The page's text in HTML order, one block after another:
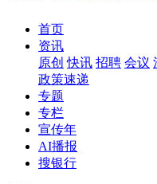
首页
资讯
原创 快讯 招聘 会议
政策速递
专题
专栏
宣传年
AI播报
搜银行